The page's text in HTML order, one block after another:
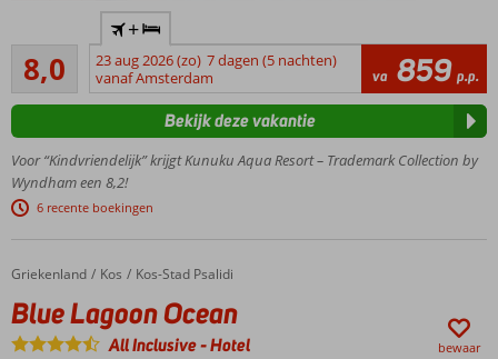
Eén van de
vakantiedeals
op Curaçao
Prachtig
unieke
Caribische
Kunuku's
Waterworld!
(familie)kamers en
ruime 4-
8,0
Zeer goed
1142
beoordelingen
+
23 aug 2026 (zo) 7 dagen (5 nachten)
vanaf Amsterdam
va 859 p.p.
Voor “Kindvriendelijk” krijgt Kunuku Aqua Resort – Trademark Collection by
Wyndham een 8,2!
6 recente boekingen
Bekijk deze vakantie
Home
Griekenland Kos Kos-Stad Psalidi
Blue Lagoon Ocean
Blue Lagoon Ocean
All Inclusive-Hotel bewaar